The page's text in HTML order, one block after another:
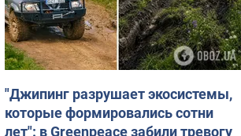
"Джипинг разрушает экосистемы,
которые формировались сотни
лет": в Greenpeace забили тревогу